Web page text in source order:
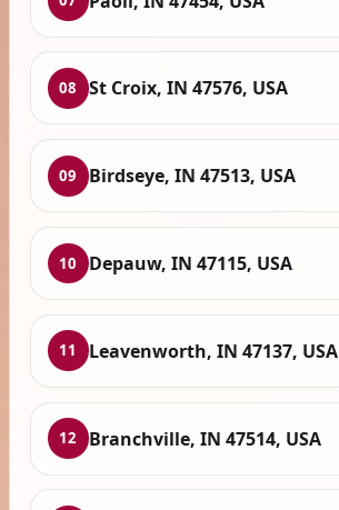
08 St Croix, IN 47576, USA
09 Birdseye, IN 47513, USA
10 Depauw, IN 47115, USA
11 Leavenworth, IN 47137, USA
12 Branchville, IN 47514, USA